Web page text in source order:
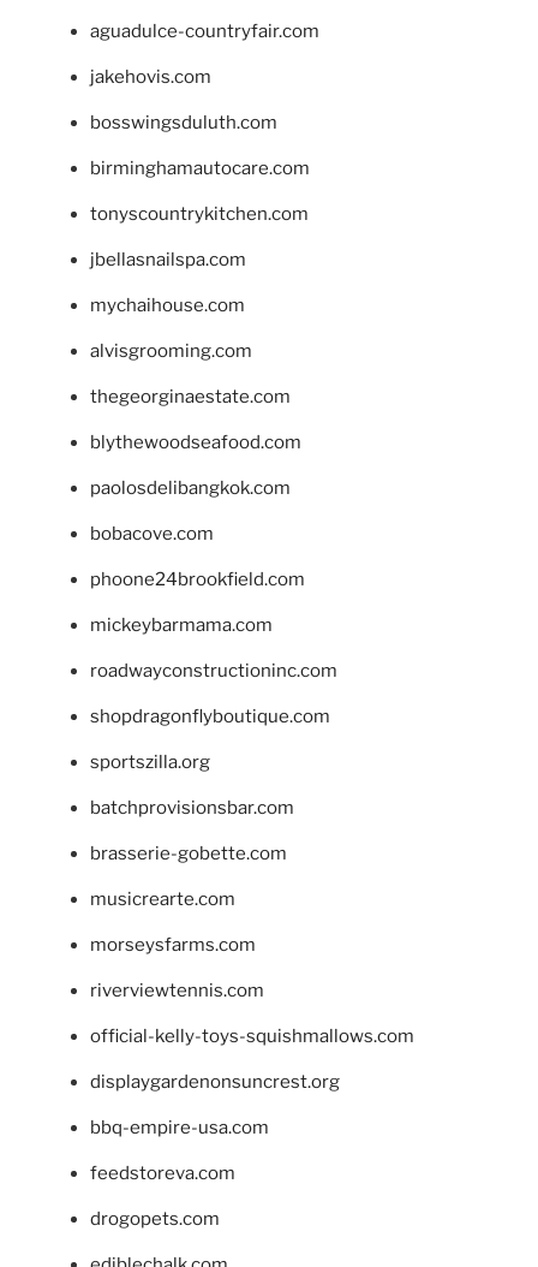
aguadulce-countryfair.com
jakehovis.com
bosswingsduluth.com
birminghamautocare.com
tonyscountrykitchen.com
jbellasnailspa.com
mychaihouse.com
alvisgrooming.com
thegeorginaestate.com
blythewoodseafood.com
paolosdelibangkok.com
bobacove.com
phoone24brookfield.com
mickeybarmama.com
roadwayconstructioninc.com
shopdragonflyboutique.com
sportszilla.org
batchprovisionsbar.com
brasserie-gobette.com
musicrearte.com
morseysfarms.com
riverviewtennis.com
official-kelly-toys-squishmallows.com
displaygardenonsuncrest.org
bbq-empire-usa.com
feedstoreva.com
drogopets.com